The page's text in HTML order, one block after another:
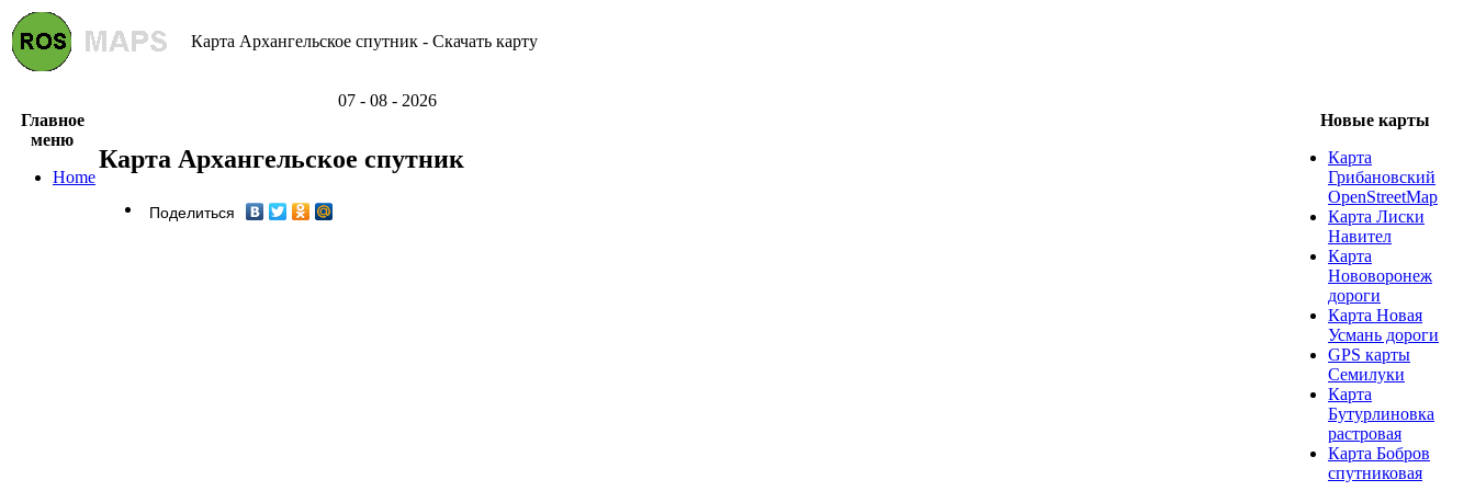
Карта Архангельское спутник - Скачать карту
07 - 08 - 2026
Главное
меню
Home
Карта Архангельское спутник
Поделиться
Новые карты
Карта
Грибановский
OpenStreetMap
Карта Лиски
Навител
Карта
Нововоронеж
дороги
Карта Новая
Усмань дороги
GPS карты
Семилуки
Карта
Бутурлиновка
растровая
Карта Бобров
спутниковая